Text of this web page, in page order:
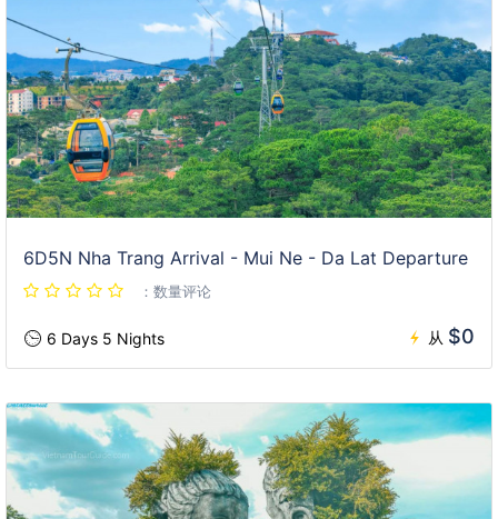
6D5N Nha Trang Arrival - Mui Ne - Da Lat Departure
：数量评论
6 Days 5 Nights 从 $0